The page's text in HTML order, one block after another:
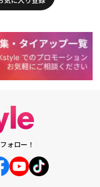
ォロー！